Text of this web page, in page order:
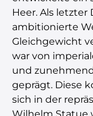
Heer. Als letzter
ambitionierte
Gleichgewicht
war von
und
geprägt. Diese
sich in der
Wilhelm Statue